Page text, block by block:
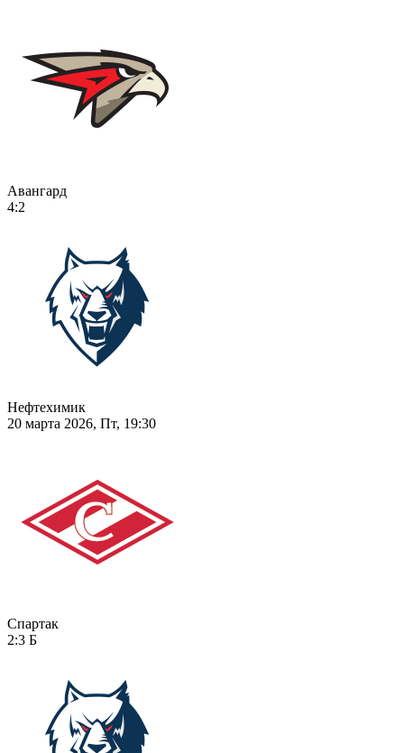
Авангард
4:2
Нефтехимик
20 марта 2026, Пт, 19:30
Спартак
2:3 Б